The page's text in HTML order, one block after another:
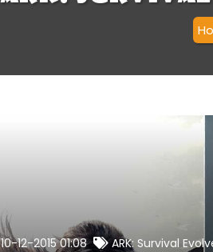
10-12-2015 01:08 ARK: Survival